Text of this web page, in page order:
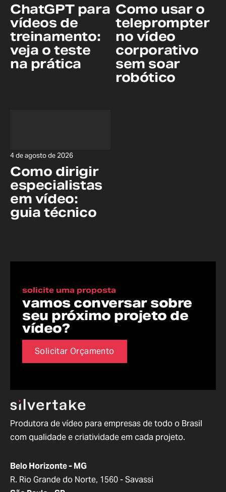
ChatGPT para
vídeos de
treinamento:
veja o teste
na prática
Como usar o
teleprompter
no vídeo
corporativo
sem soar
robótico
Como dirigir
especialistas
em vídeo:
guia técnico
4 de agosto de 2026
solicite uma proposta
vamos conversar sobre
seu próximo projeto de
vídeo?
Solicitar Orçamento
Produtora de vídeo para empresas de todo o Brasil
com qualidade e criatividade em cada projeto.
Belo Horizonte - MG
R. Rio Grande do Norte, 1560 - Savassi